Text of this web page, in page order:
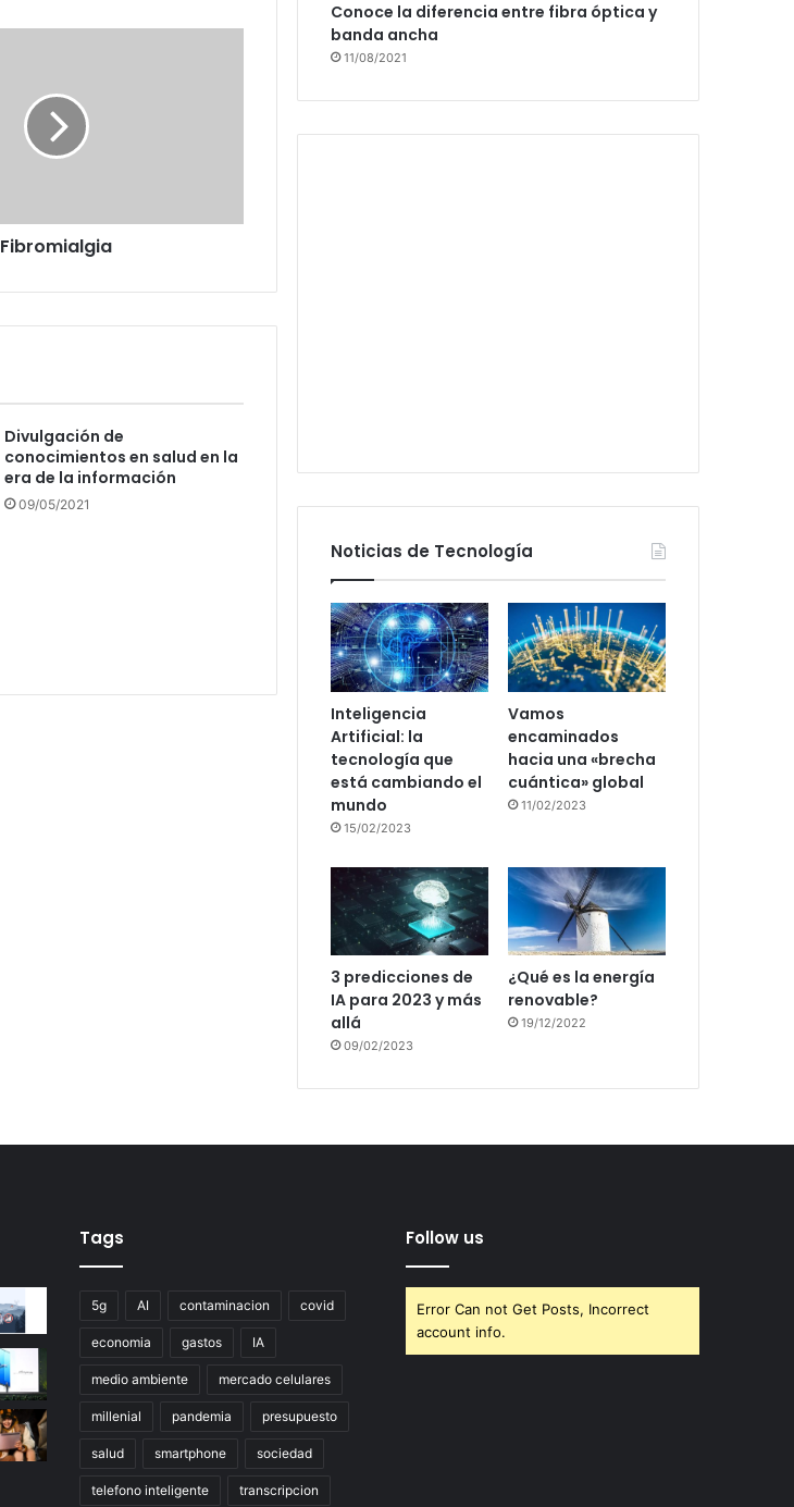
Fibromialgia
Divulgación de
conocimientos en salud en la
era de la información
09/05/2021
Conoce la diferencia entre fibra óptica y
banda ancha
11/08/2021
Noticias de Tecnología
Inteligencia
Artificial: la
tecnología que
está cambiando el
mundo
15/02/2023
Vamos
encaminados
hacia una «brecha
cuántica» global
11/02/2023
3 predicciones de
IA para 2023 y más
allá
09/02/2023
¿Qué es la energía
renovable?
19/12/2022
Tags
5g AI contaminacion covid
economia gastos IA
medio ambiente mercado celulares
millenial pandemia presupuesto
salud smartphone sociedad
telefono inteligente transcripcion
Follow us
Error Can not Get Posts, Incorrect
account info.